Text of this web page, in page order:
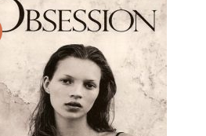
İstek
Listeme